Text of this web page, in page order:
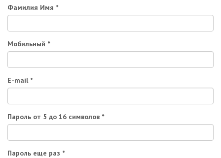
Фамилия Имя *
Мобильный *
E-mail *
Пароль от 5 до 16 символов *
Пароль еще раз *